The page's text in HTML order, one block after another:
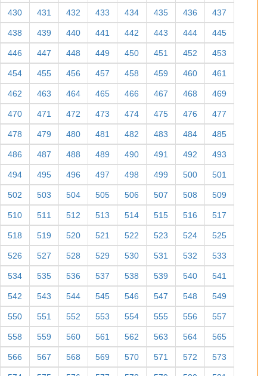
430 431 432 433 434 435 436 437
438 439 440 441 442 443 444 445
446 447 448 449 450 451 452 453
454 455 456 457 458 459 460 461
462 463 464 465 466 467 468 469
470 471 472 473 474 475 476 477
478 479 480 481 482 483 484 485
486 487 488 489 490 491 492 493
494 495 496 497 498 499 500 501
502 503 504 505 506 507 508 509
510 511 512 513 514 515 516 517
518 519 520 521 522 523 524 525
526 527 528 529 530 531 532 533
534 535 536 537 538 539 540 541
542 543 544 545 546 547 548 549
550 551 552 553 554 555 556 557
558 559 560 561 562 563 564 565
566 567 568 569 570 571 572 573